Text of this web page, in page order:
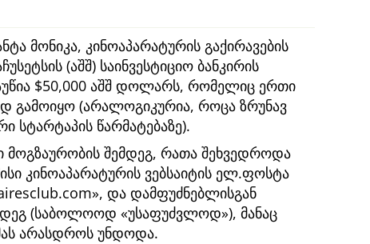
მონიკა, კინოაპარატურის გაქირავების
(აშშ) საინვესტიციო ბანკირის
$50,000 აშშ დოლარს, რომელიც ერთი
გამოიყო (არალოგიკურია, როცა ზრუნავ
წარმატებაზე).
მოგზაურობის შემდეგ, რათა შეხვედროდა
კინოაპარატურის ვებსაიტის ელ.ფოსტა
, და დამფუძნებლისგან
(საბოლოოდ
უსაფუძვლოდ ), მანაც
არასდროს უნდოდა.